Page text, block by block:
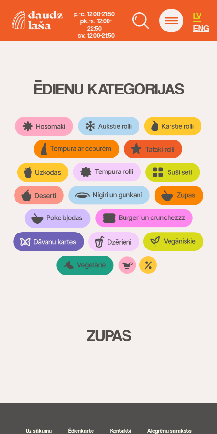
pk.-s. 12:00-
22:50
sv. 12:00-21:50
ENG
LV
ZUPAS
Uz sākumu Ēdienkarte Kontakti Alegrēnu saraksts